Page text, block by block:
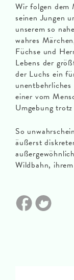
Wir folgen dem
seinen Jungen
unserem so
wahres
Füchse und
Lebens der
der Luchs ein
einer vom
Umgebung
So
äußerst
Wildbahn,